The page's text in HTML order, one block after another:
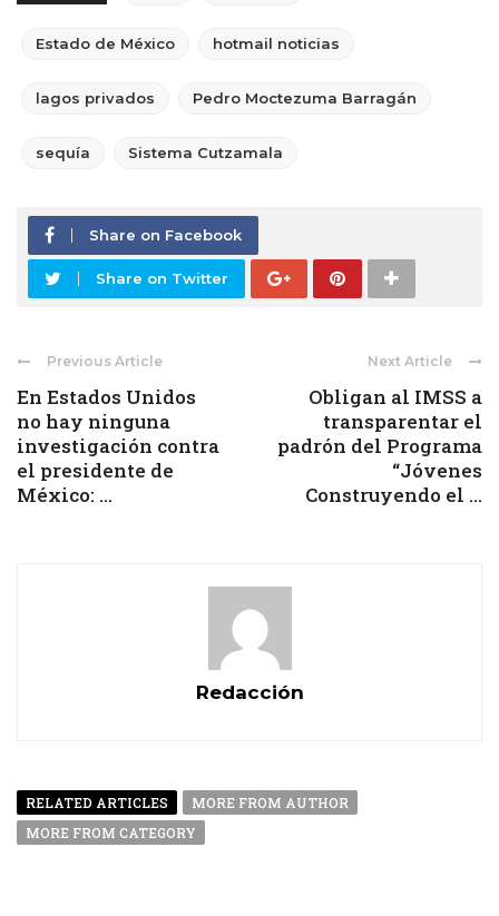
Estado de México hotmail noticias
lagos privados Pedro Moctezuma Barragán
sequía Sistema Cutzamala
Share on Facebook
Share on Twitter
Previous Article
En Estados Unidos
no hay ninguna
investigación contra
el presidente de
México: ...
Next Article
Obligan al IMSS a
transparentar el
padrón del Programa
“Jóvenes
Construyendo el ...
Redacción
RELATED ARTICLES
MORE FROM AUTHOR
MORE FROM CATEGORY